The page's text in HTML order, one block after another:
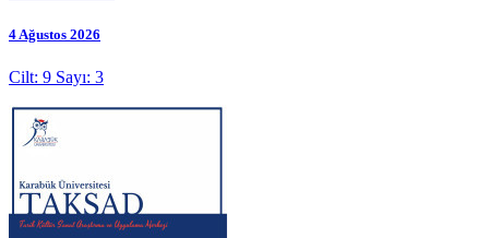
4 Ağustos 2026
Cilt: 9 Sayı: 3